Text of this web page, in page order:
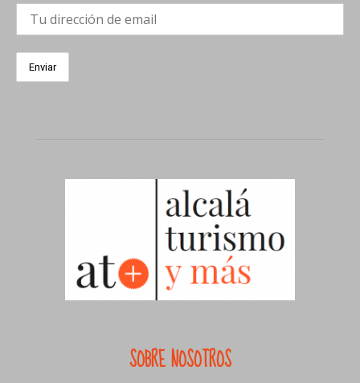
SOBRE NOSOTROS